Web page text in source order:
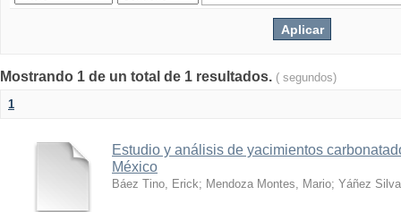
Mostrando 1 de un total de 1 resultados. ( segundos)
1
Estudio y análisis de yacimientos
México
Báez Tino, Erick; Mendoza Montes, Mario; Yáñez